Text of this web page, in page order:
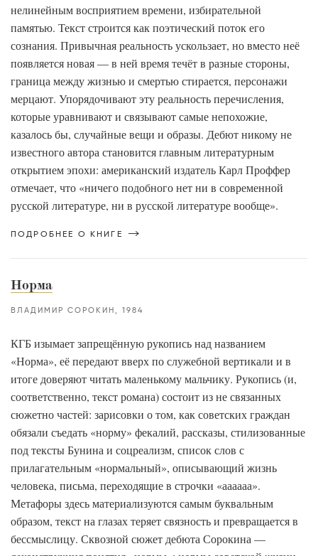
нелинейным восприятием времени, избирательной
памятью. Текст строится как поэтический поток его
сознания. Привычная реальность ускользает, но вместо неё
появляется новая — в ней время течёт в разные стороны,
граница между жизнью и смертью стирается, персонажи
мерцают. Упорядочивают эту реальность перечисления,
которые уравнивают и связывают самые непохожие,
казалось бы, случайные вещи и образы. Дебют никому не
известного автора становится главным литературным
открытием эпохи: американский издатель Карл Проффер
отмечает, что «ничего подобного нет ни в современной
русской литературе, ни в русской литературе вообще».
ПОДРОБНЕЕ О КНИГЕ
Норма
ВЛАДИМИР СОРОКИН 1984
КГБ изымает запрещённую рукопись над названием
«Норма», её передают вверх по служебной вертикали и в
итоге доверяют читать маленькому мальчику. Рукопись (и,
соответственно, текст романа) состоит из не связанных
сюжетно частей: зарисовки о том, как советских граждан
обязали съедать «норму» фекалий, рассказы, стилизованные
под тексты Бунина и соцреализм, список слов с
прилагательным «нормальный», описывающий жизнь
человека, письма, переходящие в строчки «аааааа».
Метафоры здесь материализуются самым буквальным
образом, текст на глазах теряет связность и превращается в
бессмыслицу. Сквозной сюжет дебюта Сорокина —